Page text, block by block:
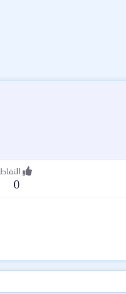
النقاط
0